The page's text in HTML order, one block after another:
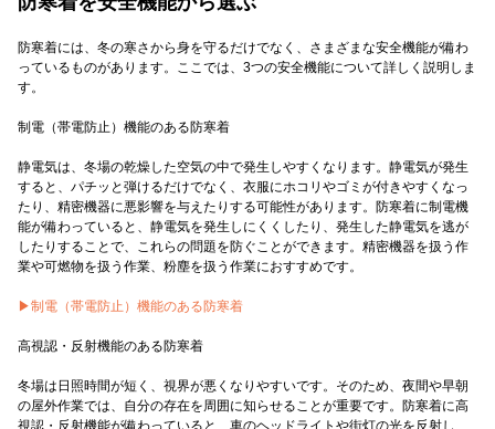
防寒着には、冬の寒さから身を守るだけでなく、さまざまな安全機能が備わ
っているものがあります。ここでは、3つの安全機能について詳しく説明しま
す。
制電（帯電防止）機能のある防寒着
静電気は、冬場の乾燥した空気の中で発生しやすくなります。静電気が発生
すると、パチッと弾けるだけでなく、衣服にホコリやゴミが付きやすくなっ
たり、精密機器に悪影響を与えたりする可能性があります。防寒着に制電機
能が備わっていると、静電気を発生しにくくしたり、発生した静電気を逃が
したりすることで、これらの問題を防ぐことができます。精密機器を扱う作
業や可燃物を扱う作業、粉塵を扱う作業におすすめです。
▶制電（帯電防止）機能のある防寒着
高視認・反射機能のある防寒着
冬場は日照時間が短く、視界が悪くなりやすいです。そのため、夜間や早朝
の屋外作業では、自分の存在を周囲に知らせることが重要です。防寒着に高
視認・反射機能が備わっていると、車のヘッドライトや街灯の光を反射し